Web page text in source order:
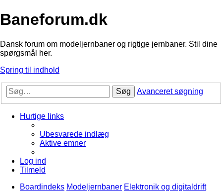
Baneforum.dk
Dansk forum om modeljernbaner og rigtige jernbaner. Stil dine
spørgsmål her.
Spring til indhold
Søg Avanceret søgning
Hurtige links
Ubesvarede indlæg
Aktive emner
Log ind
Tilmeld
Boardindeks Modeljernbaner Elektronik og digitaldrift